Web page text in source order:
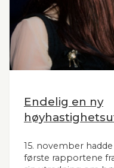
Endelig en ny
15. november
første rapportene